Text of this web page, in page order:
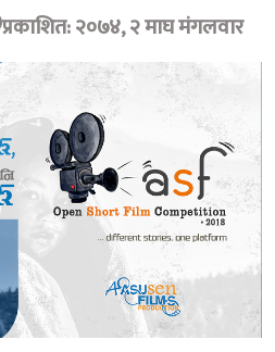
प्रकाशित: २०७४, २ माघ मंगलवार